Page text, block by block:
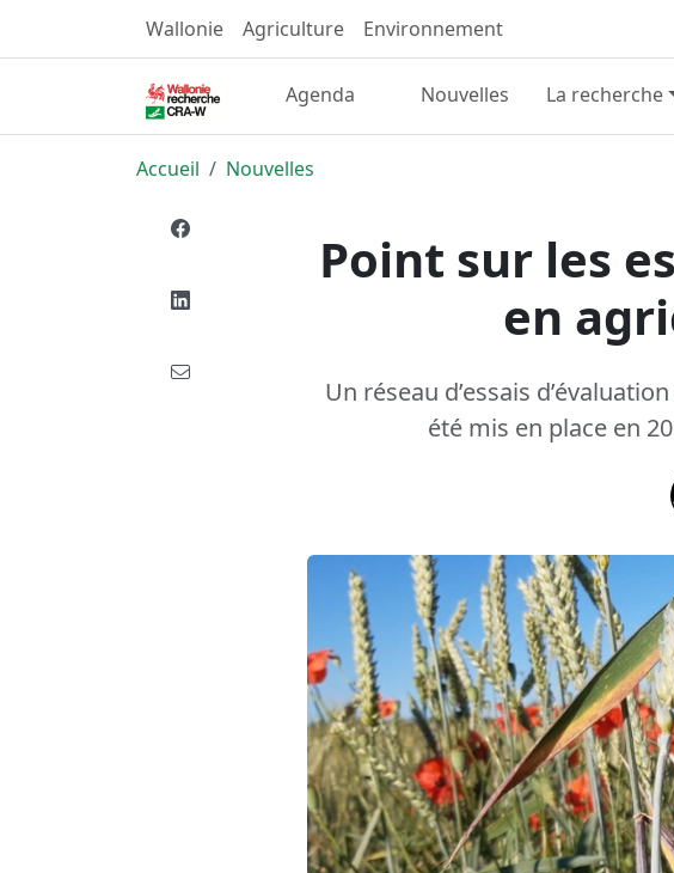
Wallonie Agriculture Environnement
Agenda Nouvelles La recherche
Accueil
Nouvelles
Point sur les
en
Un réseau d’essais
été mis en place en